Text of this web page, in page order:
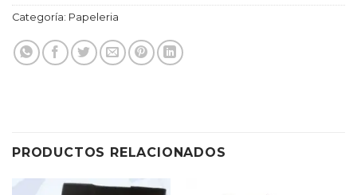
Categoría: Papeleria
PRODUCTOS RELACIONADOS